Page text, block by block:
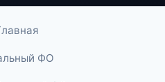
ФО